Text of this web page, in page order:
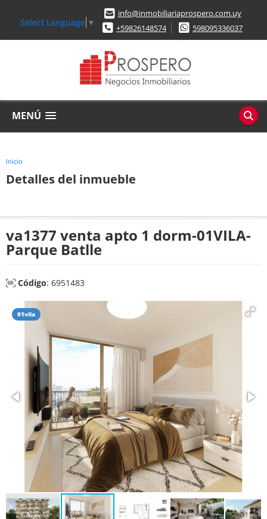
Select Language ▼
info@inmobiliariaprospero.com.uy
+59826148574
598095336037
MENÚ
Inicio
Detalles del inmueble
va1377 venta apto 1 dorm-01VILA-
Parque Batlle
Código: 6951483
01vila